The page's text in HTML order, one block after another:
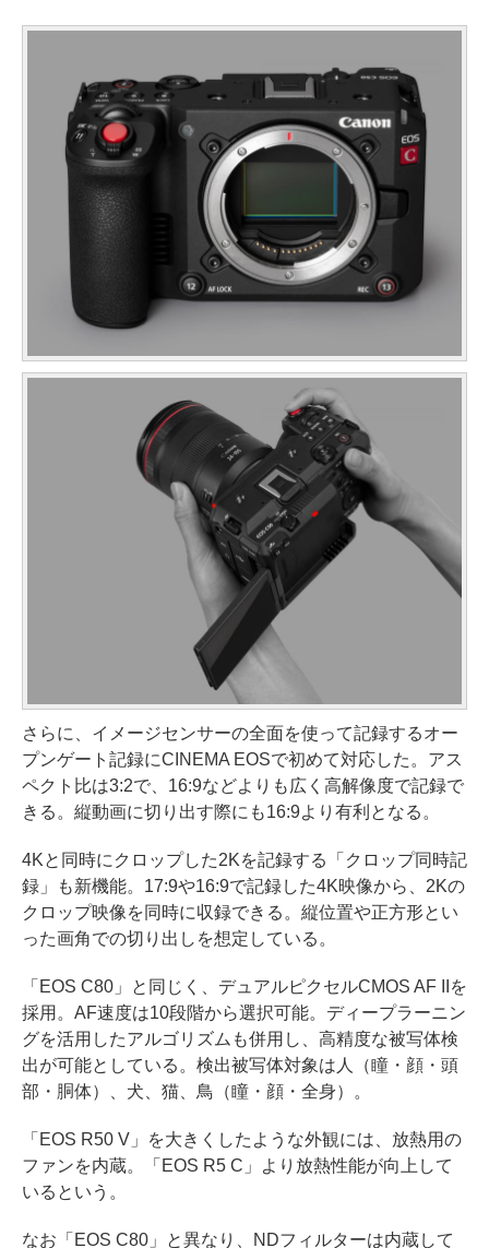
さらに、イメージセンサーの全面を使って記録するオー
プンゲート記録にCINEMA EOSで初めて対応した。アス
ペクト比は3:2で、16:9などよりも広く高解像度で記録で
きる。縦動画に切り出す際にも16:9より有利となる。
4Kと同時にクロップした2Kを記録する「クロップ同時記
録」も新機能。17:9や16:9で記録した4K映像から、2Kの
クロップ映像を同時に収録できる。縦位置や正方形とい
った画角での切り出しを想定している。
「EOS C80」と同じく、デュアルピクセルCMOS AF IIを
採用。AF速度は10段階から選択可能。ディープラーニン
グを活用したアルゴリズムも併用し、高精度な被写体検
出が可能としている。検出被写体対象は人（瞳・顔・頭
部・胴体）、犬、猫、鳥（瞳・顔・全身）。
「EOS R50 V」を大きくしたような外観には、放熱用の
ファンを内蔵。「EOS R5 C」より放熱性能が向上して
いるという。
なお「EOS C80」と異なり、NDフィルターは内蔵して